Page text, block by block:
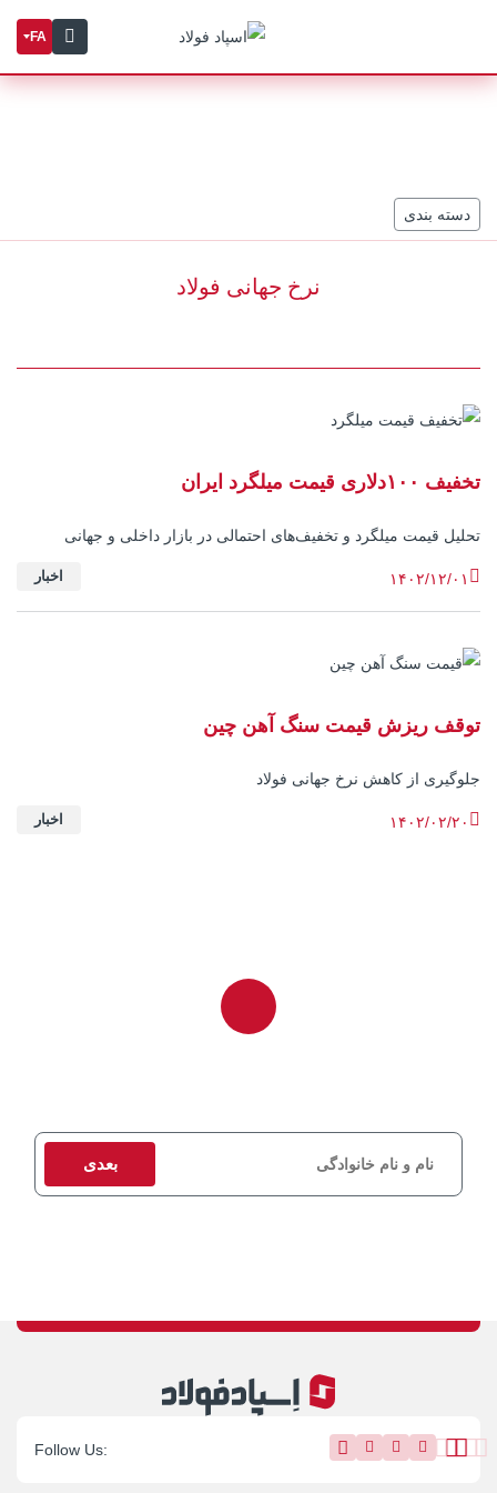
FA
دسته بندی
نرخ جهانی فولاد
تخفیف ۱۰۰دلاری قیمت میلگرد ایران
تحلیل قیمت میلگرد و تخفیف‌های احتمالی در بازار داخلی و جهانی
۱۴۰۲/۱۲/۰۱ اخبار
توقف ریزش قیمت سنگ آهن چین
جلوگیری از کاهش نرخ جهانی فولاد
۱۴۰۲/۰۲/۲۰ اخبار
بعدی